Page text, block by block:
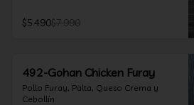
$5.490$7.990
492-Gohan Chicken Furay
Pollo Furay, Palta, Queso Crema y
Cebollín